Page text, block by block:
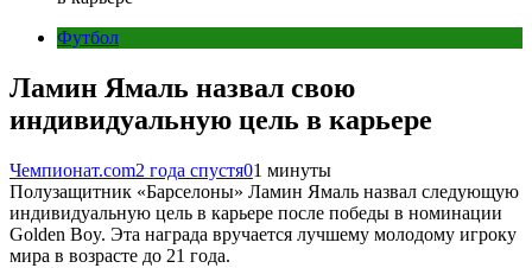
Футбол
Ламин Ямаль назвал свою
индивидуальную цель в карьере
Чемпионат.com2 года спустя01 минуты
Полузащитник «Барселоны» Ламин Ямаль назвал следующую
индивидуальную цель в карьере после победы в номинации
Golden Boy. Эта награда вручается лучшему молодому игроку
мира в возрасте до 21 года.